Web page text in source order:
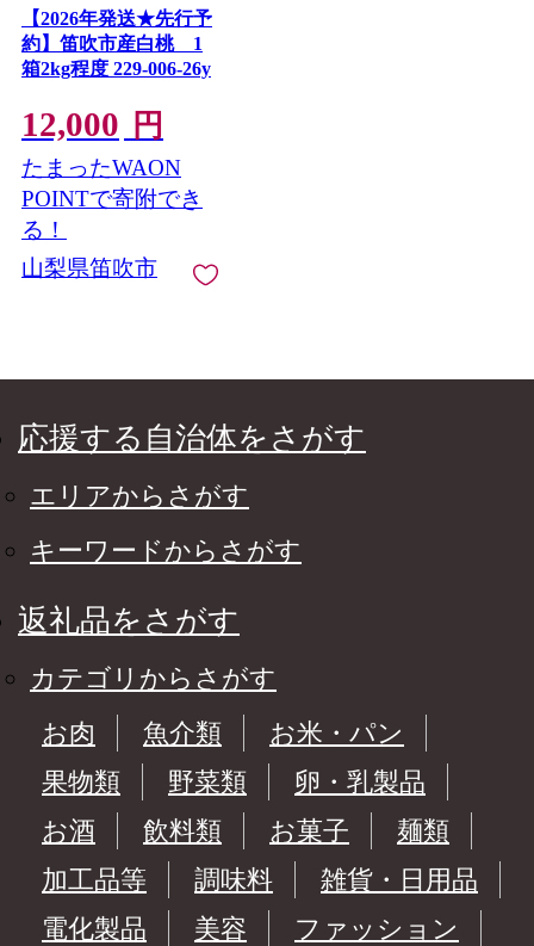
【2026年発送★先行予
約】笛吹市産白桃 1
箱2kg程度 229-006-26y
12,000 円
たまったWAON
POINTで寄附でき
る！
山梨県笛吹市
応援する自治体をさがす
エリアからさがす
キーワードからさがす
返礼品をさがす
カテゴリからさがす
お肉
魚介類
お米・パン
果物類
野菜類
卵・乳製品
お酒
飲料類 お菓子
麺類
加工品等
調味料
雑貨・日用品
電化製品
美容
ファッション